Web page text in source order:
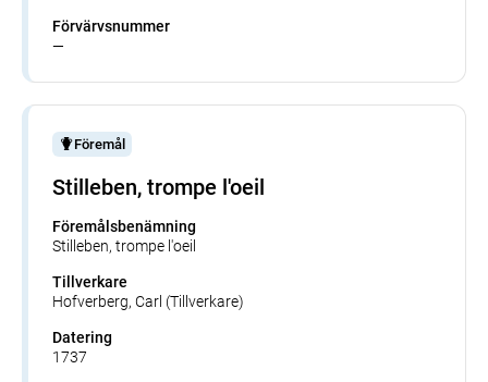
Förvärvsnummer
—
Föremål
Stilleben, trompe l'oeil
Föremålsbenämning
Stilleben, trompe l'oeil
Tillverkare
Hofverberg, Carl (Tillverkare)
Datering
1737